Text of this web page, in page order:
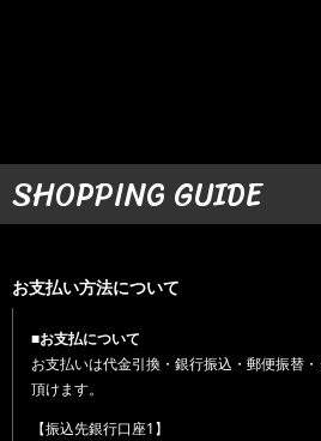
SHOPPING GUIDE
お支払い方法について
■お支払について
お支払いは代金引換・銀行振込・郵便振替
頂けます。
【振込先銀行口座1】